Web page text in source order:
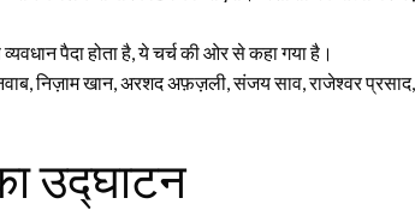
पैदा होता है, ये चर्च की ओर से कहा गया है।
निज़ाम खान, अरशद अफ़ज़ली, संजय साव, राजेश्वर
उद्घाटन